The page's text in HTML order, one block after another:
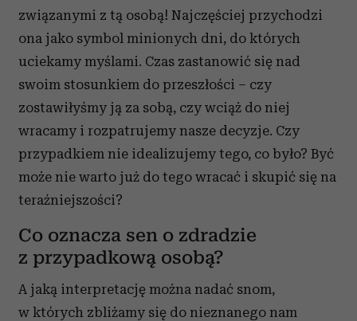
korzystania z ich usług.
związanymi z tą osobą! Najczęściej przychodzi
ona jako symbol minionych dni, do których
uciekamy myślami. Czas zastanowić się nad
swoim stosunkiem do przeszłości – czy
zostawiłyśmy ją za sobą, czy wciąż do niej
wracamy i rozpatrujemy nasze decyzje. Czy
przypadkiem nie idealizujemy tego, co było? Być
może nie warto już do tego wracać i skupić się na
teraźniejszości?
Co oznacza sen o zdradzie
z przypadkową osobą?
A jaką interpretację można nadać snom,
w których zbliżamy się do nieznanego nam